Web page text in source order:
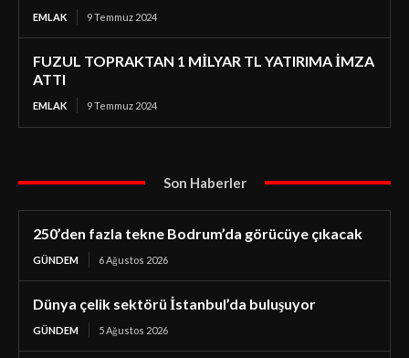
EMLAK 9 Temmuz 2024
FUZUL TOPRAKTAN 1 MİLYAR TL YATIRIMA İMZA
ATTI
EMLAK 9 Temmuz 2024
Son Haberler
250’den fazla tekne Bodrum’da görücüye çıkacak
GÜNDEM 6 Ağustos 2026
Dünya çelik sektörü İstanbul’da buluşuyor
GÜNDEM 5 Ağustos 2026